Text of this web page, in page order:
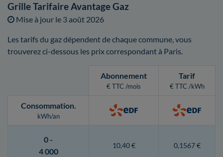
Grille Tarifaire Avantage Gaz
Mise à jour le 3 août 2026
Les tarifs du gaz dépendent de chaque commune, vous
trouverez ci-dessous les prix correspondant à Paris.
Abonnement
€ TTC /mois
Tarif
€ TTC /kWh
Consommation.
kWh/an
0 -
4 000
10,40 € 0,1567 €